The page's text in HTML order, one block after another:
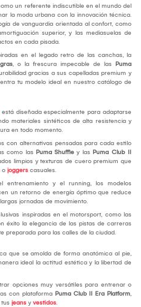
un referente indiscutible en el mundo del
la moda urbana con la innovación técnica.
de vanguardia orientada al confort, como
superior, y las mediasuelas de
en cada pisada.
en el legado retro de las canchas, la
, o la frescura impecable de las Puma
gracias a sus capelladas premium y
tu modelo ideal en nuestro catálogo de
está diseñada especialmente para adaptarse
materiales sintéticos de alta resistencia y
en todo momento.
con alternativas pensadas para cada estilo
como las Puma Shuffle y las Puma Club II
limpios y texturas de cuero premium que
o joggers casuales.
entrenamiento y el running, los modelos
un retorno de energía óptimo que reduce
jornadas de movimiento.
inspiradas en el motorsport, como las
éxito la elegancia de las pistas de carreras
preparada para las calles de la ciudad.
que se amolda de forma anatómica al pie,
ideal la actitud estética y la libertad de
opciones muy versátiles para entrenar o
con plataforma Puma Club II Era Platform,
jeans y vestidos.